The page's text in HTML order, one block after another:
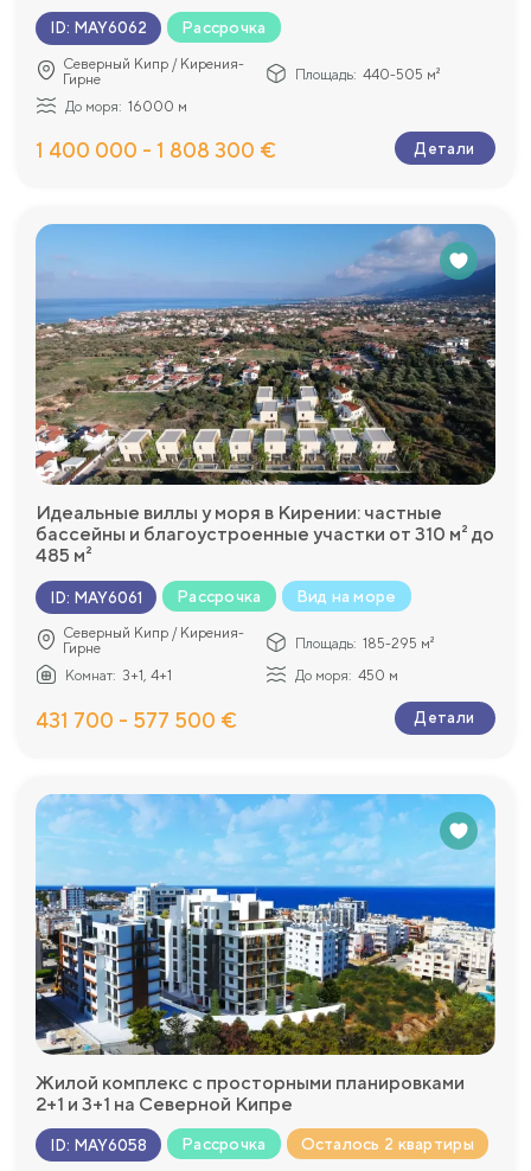
ID: MAY6062 Рассрочка
Северный Кипр / Кирения-
Гирне
Площадь: 440-505 м²
До моря: 16000 м
1 400 000 - 1 808 300 € Детали
Идеальные виллы у моря в Кирении: частные
бассейны и благоустроенные участки от 310 м² до
485 м²
ID: MAY6061 Рассрочка Вид на море
Северный Кипр / Кирения-
Гирне
Площадь: 185-295 м²
Комнат: 3+1, 4+1 До моря: 450 м
431 700 - 577 500 € Детали
Жилой комплекс с просторными планировками
2+1 и 3+1 на Северной Кипре
ID: MAY6058 Рассрочка Осталось 2 квартиры